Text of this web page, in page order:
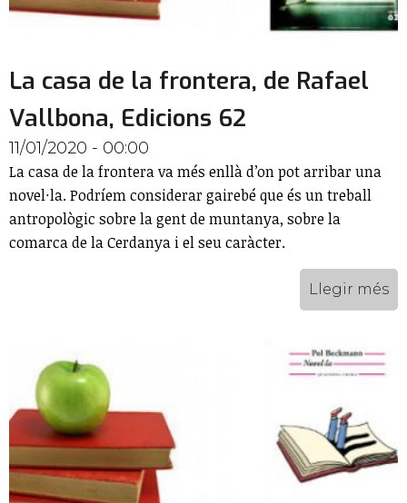
La casa de la frontera, de Rafael
Vallbona, Edicions 62
11/01/2020 - 00:00
La casa de la frontera va més enllà d’on pot arribar una
novel·la. Podríem considerar gairebé que és un treball
antropològic sobre la gent de muntanya, sobre la
comarca de la Cerdanya i el seu caràcter.
Llegir més